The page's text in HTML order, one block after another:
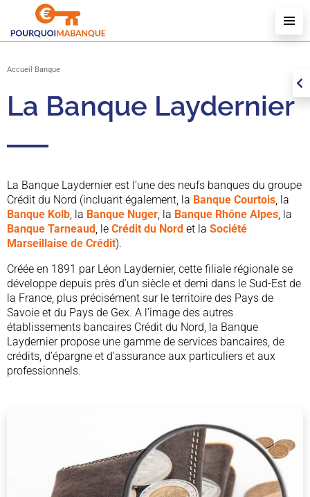
Accueil Banque
La Banque Laydernier
La Banque Laydernier est l’une des neufs banques du groupe
Crédit du Nord (incluant également, la Banque Courtois, la
Banque Kolb, la Banque Nuger, la Banque Rhône Alpes, la
Banque Tarneaud , le Crédit du Nord et la Société
Marseillaise de Crédit).
Créée en 1891 par Léon Laydernier, cette filiale régionale se
développe depuis près d’un siècle et demi dans le Sud-Est de
la France, plus précisément sur le territoire des Pays de
Savoie et du Pays de Gex. A l’image des autres
établissements bancaires Crédit du Nord, la Banque
Laydernier propose une gamme de services bancaires, de
crédits, d’épargne et d’assurance aux particuliers et aux
professionnels.